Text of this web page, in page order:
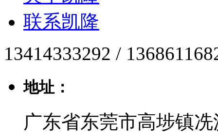
联系凯隆
13414333292 /
地址：
广东省东莞市高埗镇